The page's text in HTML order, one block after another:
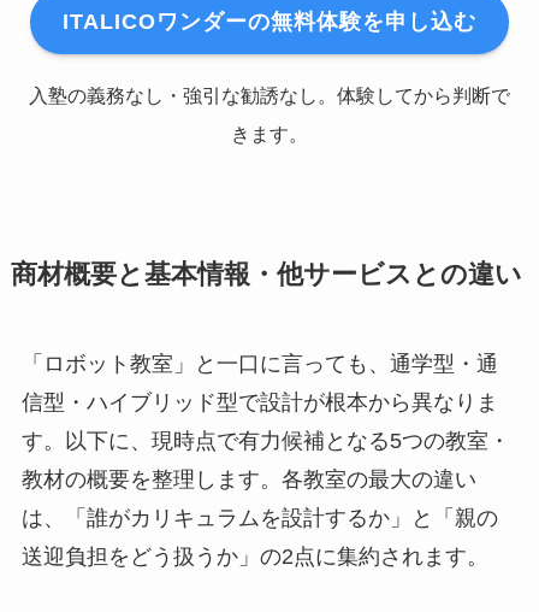
ITALICOワンダーの無料体験を申し込む
入塾の義務なし・強引な勧誘なし。体験してから判断で
きます。
商材概要と基本情報・他サービスとの違い
「ロボット教室」と一口に言っても、通学型・通
信型・ハイブリッド型で設計が根本から異なりま
す。以下に、現時点で有力候補となる5つの教室・
教材の概要を整理します。各教室の最大の違い
は、「誰がカリキュラムを設計するか」と「親の
送迎負担をどう扱うか」の2点に集約されます。